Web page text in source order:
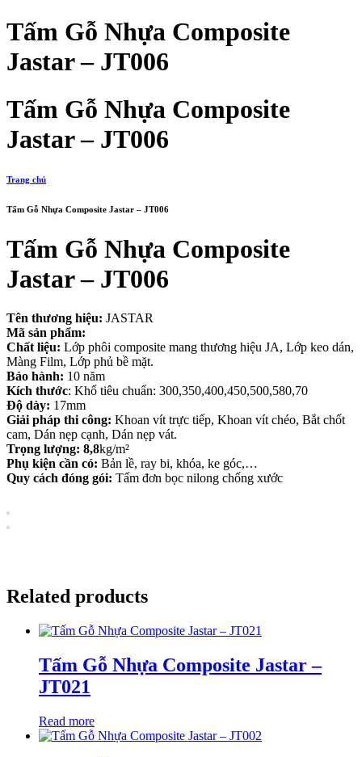
Tấm Gỗ Nhựa Composite
Jastar – JT006
Tấm Gỗ Nhựa Composite
Jastar – JT006
Trang chủ
Tấm Gỗ Nhựa Composite Jastar – JT006
Tấm Gỗ Nhựa Composite
Jastar – JT006
Tên thương hiệu: JASTAR
Mã sản phẩm:
Chất liệu: Lớp phôi composite mang thương hiệu JA, Lớp keo dán,
Màng Film, Lớp phủ bề mặt.
Bảo hành: 10 năm
Kích thước: Khổ tiêu chuẩn: 300,350,400,450,500,580,70
Độ dày: 17mm
Giải pháp thi công: Khoan vít trực tiếp, Khoan vít chéo, Bắt chốt
cam, Dán nẹp cạnh, Dán nẹp vát.
Trọng lượng: 8,8kg/m²
Phụ kiện cần có: Bản lề, ray bi, khóa, ke góc,…
Quy cách đóng gói: Tấm đơn bọc nilong chống xước
Related products
Tấm Gỗ Nhựa Composite Jastar –
JT021
Read more